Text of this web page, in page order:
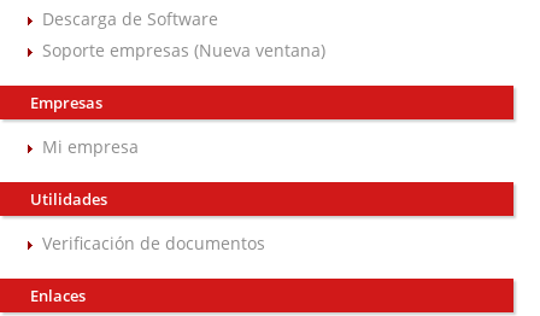
Descarga de Software
Soporte empresas (Nueva ventana)
Empresas
Mi empresa
Utilidades
Verificación de documentos
Enlaces